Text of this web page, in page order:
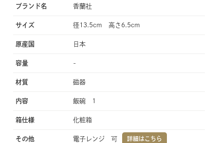
ブランド名 香蘭社
サイズ 径13.5cm 高さ6.5cm
原産国 日本
容量 -
材質 磁器
内容 飯碗 1
箱仕様 化粧箱
その他 電子レンジ 可 詳細はこちら